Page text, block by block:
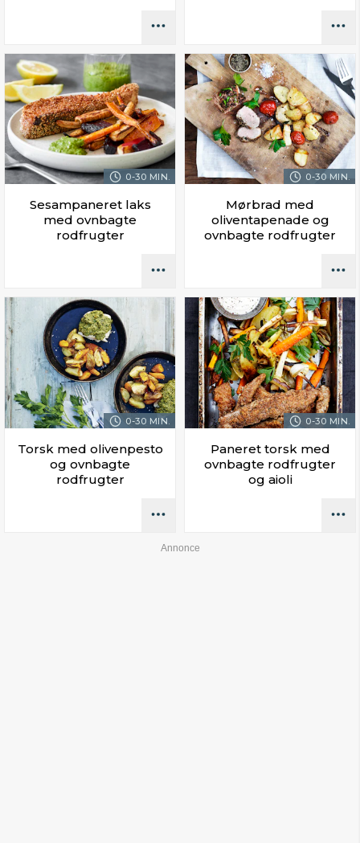
0-30 MIN.
Sesampaneret laks
med ovnbagte
rodfrugter
0-30 MIN.
Mørbrad med
oliventapenade og
ovnbagte rodfrugter
0-30 MIN.
Torsk med olivenpesto
og ovnbagte
rodfrugter
0-30 MIN.
Paneret torsk med
ovnbagte rodfrugter
og aioli